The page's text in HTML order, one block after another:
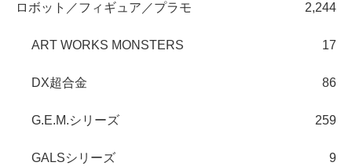
ロボット／フィギュア／プラモ 2,244
ART WORKS MONSTERS 17
DX超合金 86
G.E.M.シリーズ 259
GALSシリーズ 9